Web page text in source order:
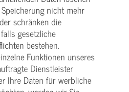
nicht mehr
schränken die
gesetzliche
bestehen.
Funktionen unseres
Dienstleister
Ihre Daten für werbliche